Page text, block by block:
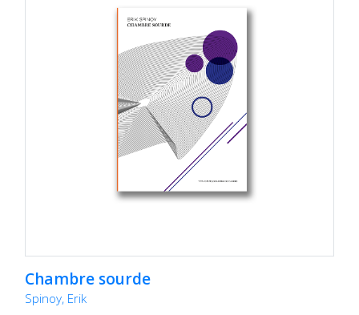
Chambre sourde
Spinoy, Erik